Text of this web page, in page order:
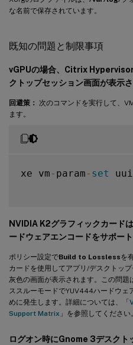
な名前で保存されています。
既知の問題と制限事項
vGPUの場合、Citrix
クトップセッション画面が表示
回避策：
次のコマンドを実行して、
ます。
xe vm - param - set
NVIDIA K2グラフィックカード
ードウェアエンコードをサポー
ポリシー設定でBuild to Losslessを
カードを使用してアプリ/デスクトッ
灰色の画面が表示されます。この問
ススルーモードでYUV444ハードウェ
めに発生します。詳細については、「
Support Matrix 」を参照してください。
ログオン時にGnome 3デスクト